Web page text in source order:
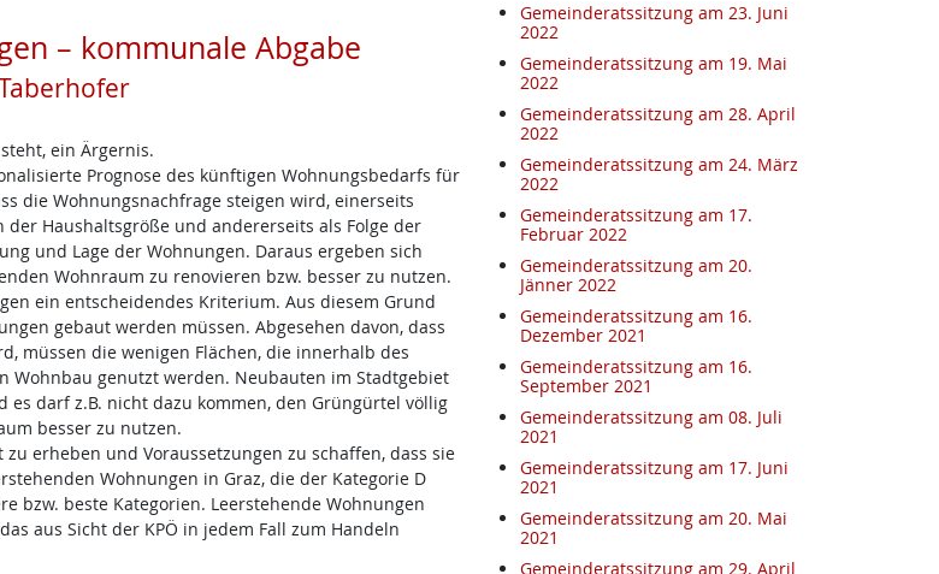
– kommunale Abgabe
ein Ärgernis.
Prognose des künftigen Wohnungsbedarfs für
die Wohnungsnachfrage steigen wird, einerseits
Haushaltsgröße und andererseits als Folge der
und Lage der Wohnungen. Daraus ergeben sich
Wohnraum zu renovieren bzw. besser zu nutzen.
ein entscheidendes Kriterium. Aus diesem Grund
gebaut werden müssen. Abgesehen davon, dass
müssen die wenigen Flächen, die innerhalb des
Wohnbau genutzt werden. Neubauten im Stadtgebiet
darf z.B. nicht dazu kommen, den Grüngürtel völlig
besser zu nutzen.
erheben und Voraussetzungen zu schaffen, dass sie
Wohnungen in Graz, die der Kategorie D
bzw. beste Kategorien. Leerstehende Wohnungen
aus Sicht der KPÖ in jedem Fall zum Handeln
Gemeinderatssitzung am 23. Juni
2022
Gemeinderatssitzung am 19. Mai
2022
Gemeinderatssitzung am 28. April
2022
Gemeinderatssitzung am 24. März
2022
Gemeinderatssitzung am 17.
Februar 2022
Gemeinderatssitzung am 20.
Jänner 2022
Gemeinderatssitzung am 16.
Dezember 2021
Gemeinderatssitzung am 16.
September 2021
Gemeinderatssitzung am 08. Juli
2021
Gemeinderatssitzung am 17. Juni
2021
Gemeinderatssitzung am 20. Mai
2021
Gemeinderatssitzung am 29. April